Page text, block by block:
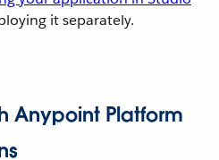
it separately.
Anypoint Platform